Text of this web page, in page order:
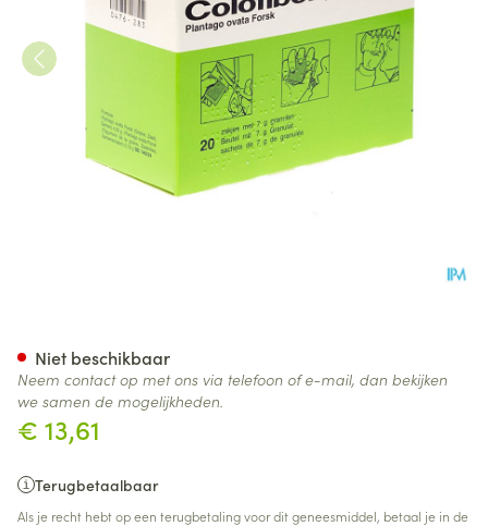
€ 13,61
Terugbetaalbaar
Als je recht hebt op een terugbetaling voor dit geneesmiddel, betaal je in de
Niet beschikbaar
Neem contact op met ons via telefoon of e-mail, dan bekijken
we samen de mogelijkheden.